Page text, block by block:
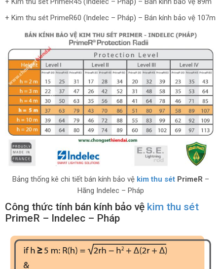
+ Kim thu sét PrimeR60 (Indelec – Pháp) – Bán kính bảo vệ 107m
Bảng thống kê chi tiết bán kính bảo vệ kim thu sétPrimeR–
Hãng Indelec – Pháp
Công thức tính bán kính bảo vệ kim thu sét
PrimeR – Indelec – Pháp